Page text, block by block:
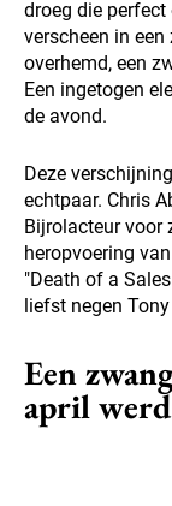
droeg die
verscheen in
overhemd, een
Een ingetogen
de avond.
Deze
echtpaar. Chris
Bijrolacteur voor
heropvoering
"Death of a
liefst negen
Een
april